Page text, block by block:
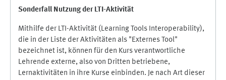
Sonderfall Nutzung der LTI-Aktivität
Mithilfe der LTI-Aktivität (Learning Tools Interoperability),
die in der Liste der Aktivitäten als "Externes Tool"
bezeichnet ist, können für den Kurs verantwortliche
Lehrende externe, also von Dritten betriebene,
Lernaktivitäten in ihre Kurse einbinden. Je nach Art dieser